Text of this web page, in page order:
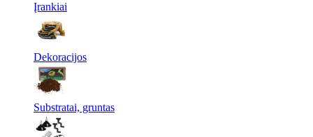
Įrankiai
Dekoracijos
Substratai, gruntas